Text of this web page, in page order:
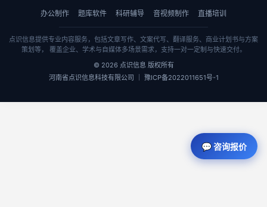
办公制作 题库软件 科研辅导 音视频制作 直播培训
点识信息提供专业内容服务，包括文章写作、文案代写、翻译服务、商业计划书与方案
策划等， 覆盖企业、学术与自媒体多场景需求，支持一对一定制与快速交付。
© 2026 点识信息 版权所有
河南省点识信息科技有限公司 ｜ 豫ICP备2022011651号-1
💬 咨询报价